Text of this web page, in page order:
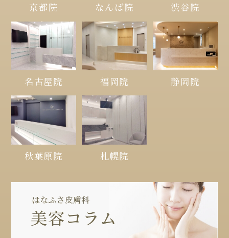
京都院 なんば院 渋谷院
名古屋院 福岡院 静岡院
秋葉原院 札幌院